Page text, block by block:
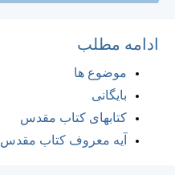
ادامه مطلب
موضوع ها
بایگانی
کتابهای کتاب مقدس
آیه معروف کتاب مقدس